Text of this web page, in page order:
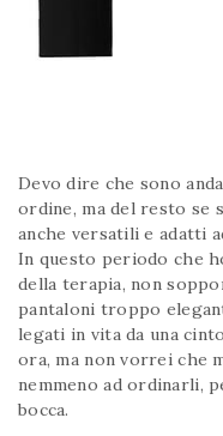
Devo dire che sono
ordine, ma del resto se
anche versatili e adatti
In questo periodo che
della terapia, non
pantaloni troppo
legati in vita da una
ora, ma non vorrei che
nemmeno ad ordinarli,
bocca.